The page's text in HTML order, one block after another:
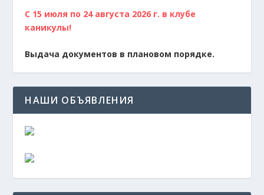
С 15 июля по 24 августа 2026 г. в клубе
каникулы!
Выдача документов в плановом порядке.
НАШИ ОБЪЯВЛЕНИЯ